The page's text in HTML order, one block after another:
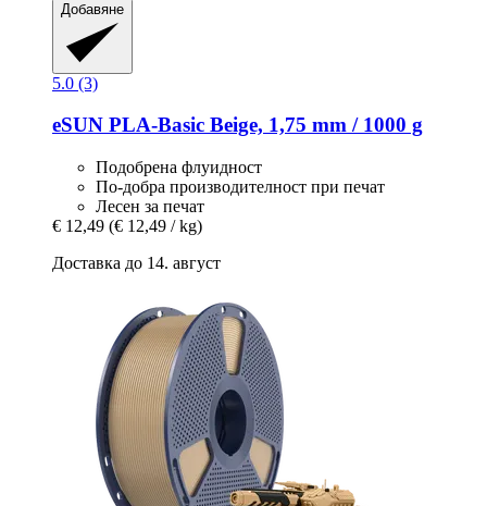
Добавяне
5.0 (3)
eSUN PLA-​Basic Beige, 1,75 mm / 1000 g
Подобрена флуидност
По-добра производителност при печат
Лесен за печат
€ 12,49 (€ 12,49 / kg)
Доставка до 14. август